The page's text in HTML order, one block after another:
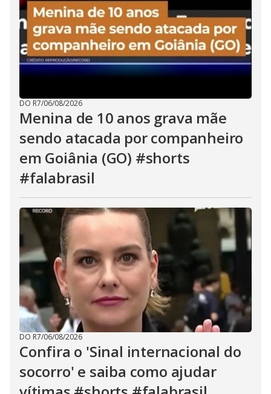
DO R7/06/08/2026
Menina de 10 anos grava mãe
sendo atacada por companheiro
em Goiânia (GO) #shorts
#falabrasil
DO R7/06/08/2026
Confira o 'Sinal internacional do
socorro' e saiba como ajudar